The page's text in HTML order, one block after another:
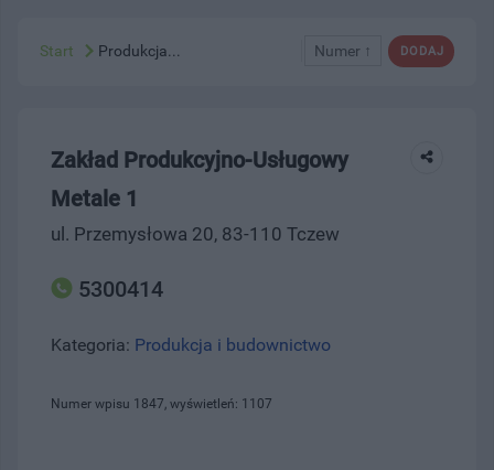
DODAJ
Numer ↑
Start Produkcja...
Zakład Produkcyjno-Usługowy
Metale 1
ul. Przemysłowa 20, 83-110 Tczew
5300414
Kategoria: Produkcja i budownictwo
Numer wpisu 1847, wyświetleń: 1107